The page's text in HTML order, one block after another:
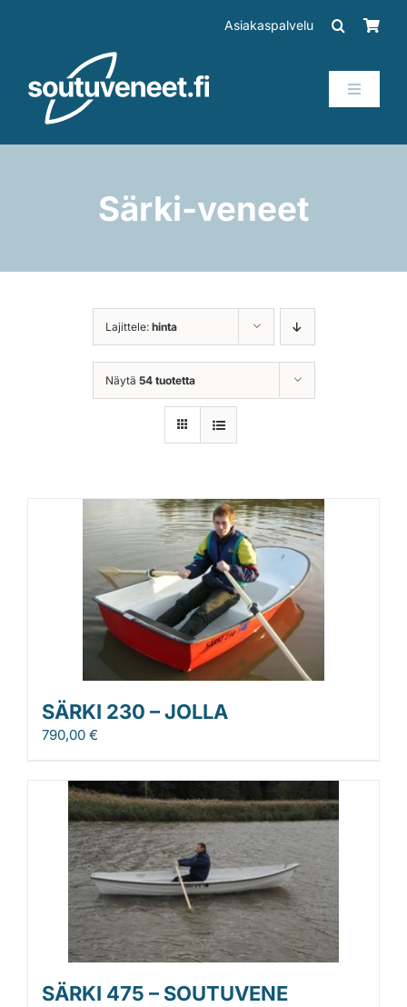
Asiakaspalvelu
Toggle
Perämoottorit
Valmistajat
Asiakaskokemuksia
Särki-veneet
Lajittele: hinta
Näytä 54 tuotetta
SÄRKI 230 – JOLLA
790,00 €
SÄRKI 475 – SOUTUVENE